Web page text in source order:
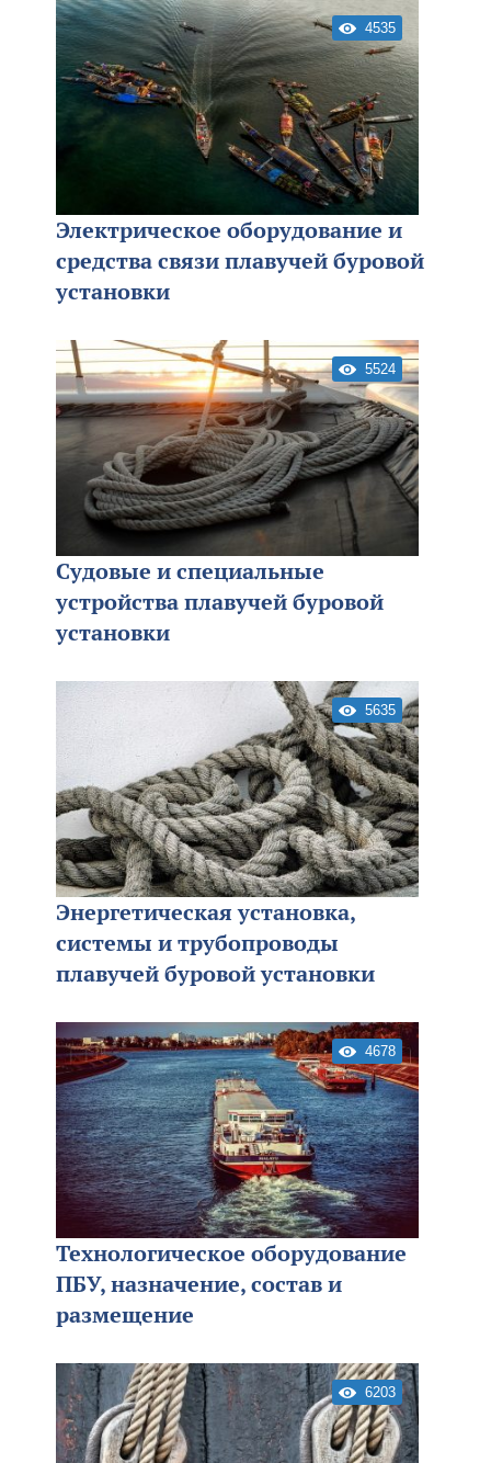
4535
Электрическое оборудование и
средства связи плавучей буровой
установки
5524
Судовые и специальные
устройства плавучей буровой
установки
5635
Энергетическая установка,
системы и трубопроводы
плавучей буровой установки
4678
Технологическое оборудование
ПБУ, назначение, состав и
размещение
6203